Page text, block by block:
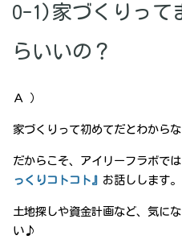
O-1)家づくりって
らいいの？
Ａ ）
家づくりって初めてだとわから
だからこそ、アイリーフラボで
っくりコトコト』 お話しします。
土地探しや資金計画など、気に
い♪